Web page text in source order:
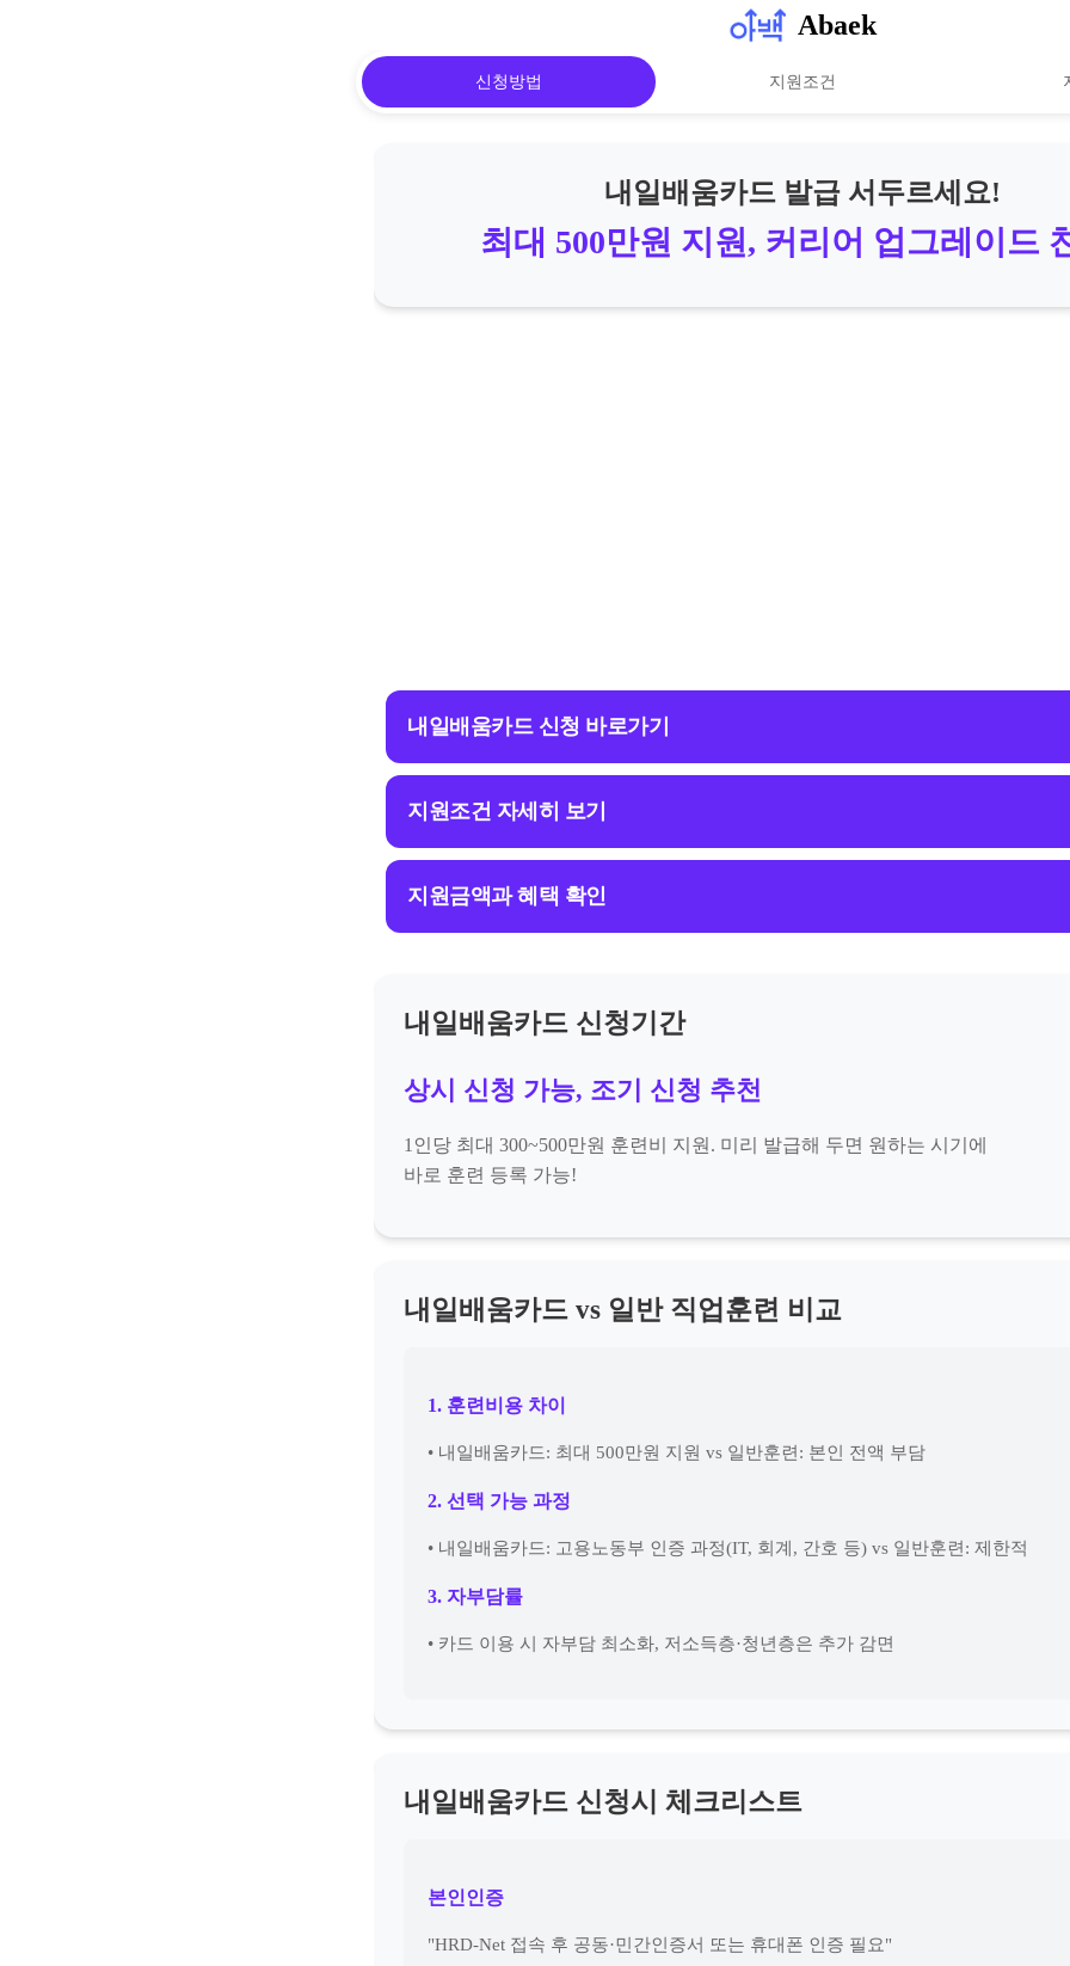
Abaek
신청방법 지원조건
내일배움카드 발급 서두르세요!
최대 500만원 지원, 커리어 업그레이드
내일배움카드 신청 바로가기
지원조건 자세히 보기
지원금액과 혜택 확인
내일배움카드 신청기간
상시 신청 가능, 조기 신청 추천
1인당 최대 300~500만원 훈련비 지원. 미리 발급해 두면 원하는 시기에
바로 훈련 등록 가능!
내일배움카드 vs 일반 직업훈련 비교
1. 훈련비용 차이
• 내일배움카드: 최대 500만원 지원 vs 일반훈련: 본인 전액 부담
2. 선택 가능 과정
• 내일배움카드: 고용노동부 인증 과정(IT, 회계, 간호 등) vs 일반훈련: 제한적
3. 자부담률
• 카드 이용 시 자부담 최소화, 저소득층·청년층은 추가 감면
내일배움카드 신청시 체크리스트
본인인증
"HRD-Net 접속 후 공동·민간인증서 또는 휴대폰 인증 필요"